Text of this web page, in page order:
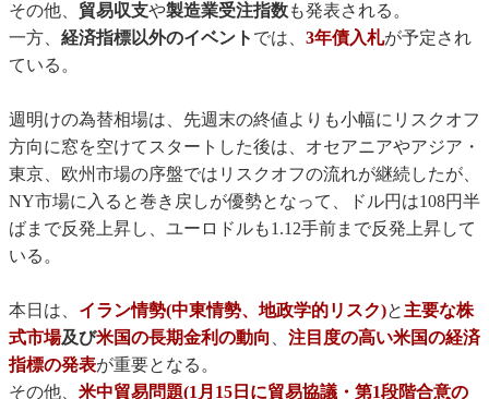
その他、 貿易収支や製造業受注指数も発表される。
一方、 経済指標以外のイベント では、 3年債入札が予定され
ている。
週明けの為替相場は、先週末の終値よりも小幅にリスクオフ
方向に窓を空けてスタートした後は、オセアニアやアジア・
東京、欧州市場の序盤ではリスクオフの流れが継続したが、
NY市場に入ると巻き戻しが優勢となって、ドル円は108円半
ばまで反発上昇し、ユーロドルも1.12手前まで反発上昇して
いる。
本日は、 イラン情勢(中東情勢、地政学的リスク)と主要な株
式市場及び米国の長期金利の動向 、 注目度の高い米国の経済
指標の発表が重要となる。
その他、 米中貿易問題(1月15日に貿易協議・第1段階合意の